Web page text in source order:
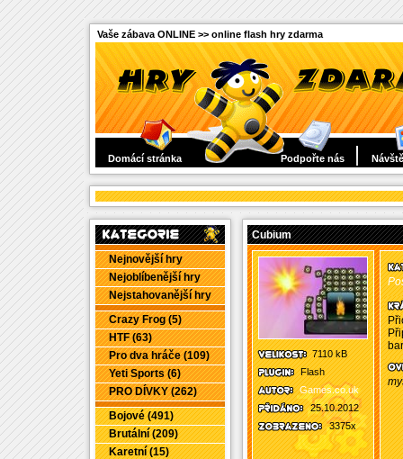
Vaše zábava ONLINE >> online flash hry zdarma
Domácí stránka Podpořte nás
Nejnovější hry
Nejoblíbenější hry
Nejstahovanější hry
Crazy Frog (5)
HTF (63)
Pro dva hráče (109)
Yeti Sports (6)
PRO DÍVKY (262)
Bojové (491)
Brutální (209)
Karetní (15)
Cubium
7110 kB
Flash
Games.co.uk
25.10.2012
3375x